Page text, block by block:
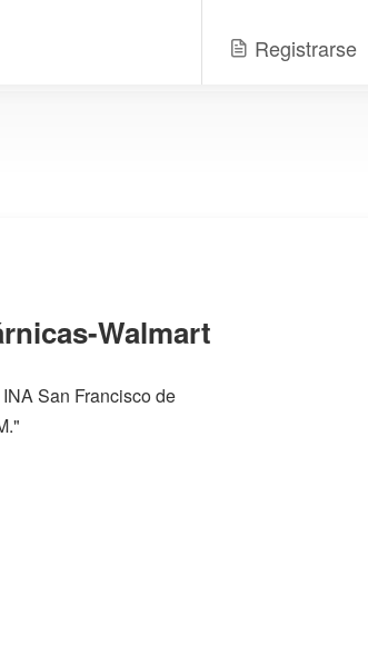
Registrarse
Walmart
San Francisco de